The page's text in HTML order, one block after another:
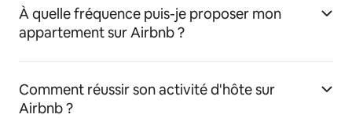
À quelle fréquence puis-je proposer mon
appartement sur Airbnb ?
Comment réussir son activité d'hôte sur
Airbnb ?